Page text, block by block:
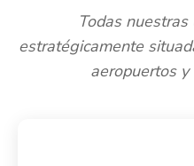
Todas
estratégicamente
aeropuertos